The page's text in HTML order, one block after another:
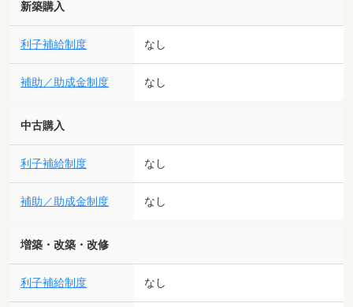
新築購入
利子補給制度 なし
補助／助成金制度 なし
中古購入
利子補給制度 なし
補助／助成金制度 なし
増築・改築・改修
利子補給制度 なし